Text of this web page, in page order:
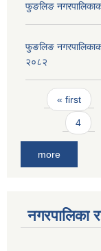
फुङलिङ
फुङलिङ
२०८२
Pages
« first
4
more
नगरपालिका